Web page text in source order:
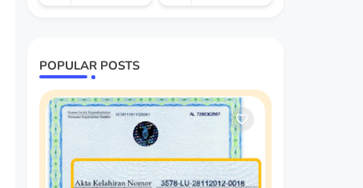
POPULAR POSTS